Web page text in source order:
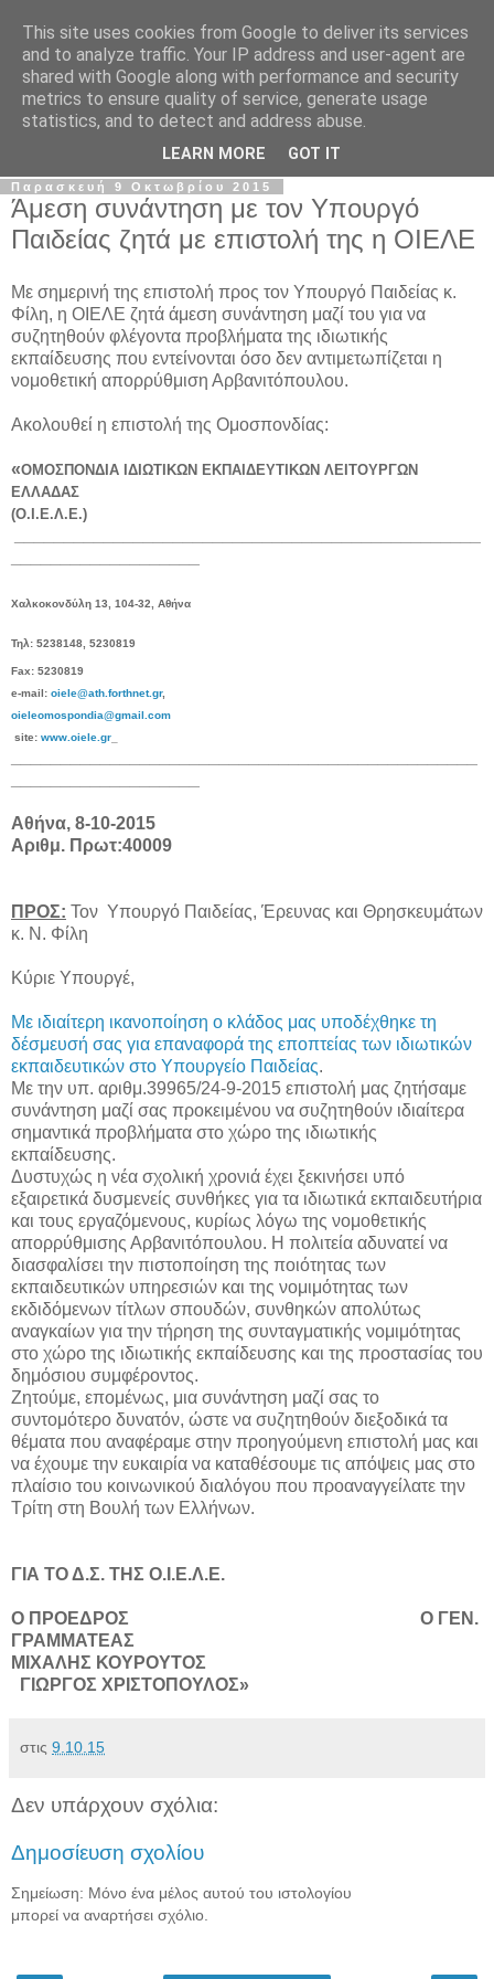
Σ.Ι.Ε.Λ.Β.Ε.
Ο επίσημος ιστότοπος του Συλλόγου Ιδιωτικών
Εκπαιδευτικών Λειτουργών Βόρειας Ελλάδας
Παρασκευή 9 Οκτωβρίου 2015
Άμεση συνάντηση με τον Υπουργό
Παιδείας ζητά με επιστολή της η ΟΙΕΛΕ
Με σημερινή της επιστολή προς τον Υπουργό Παιδείας κ.
Φίλη, η ΟΙΕΛΕ ζητά άμεση συνάντηση μαζί του για να
συζητηθούν φλέγοντα προβλήματα της ιδιωτικής
εκπαίδευσης που εντείνονται όσο δεν αντιμετωπίζεται η
νομοθετική απορρύθμιση Αρβανιτόπουλου.
Ακολουθεί η επιστολή της Ομοσπονδίας:
«ΟΜΟΣΠΟΝΔΙΑ ΙΔΙΩΤΙΚΩΝ ΕΚΠΑΙΔΕΥΤΙΚΩΝ ΛΕΙΤΟΥΡΓΩΝ
ΕΛΛΑΔΑΣ
(Ο.Ι.Ε.Λ.Ε.)
Χαλκοκονδύλη 13, 104-32, Αθήνα
Τηλ: 5238148, 5230819
Fax: 5230819
e-mail: oiele@ath.forthnet.gr,
oieleomospondia@gmail.com
site: www.oiele.gr
Αθήνα, 8-10-2015
Αριθμ. Πρωτ:40009
ΠΡΟΣ: Τον Υπουργό Παιδείας, Έρευνας και Θρησκευμάτων
κ. Ν. Φίλη
Κύριε Υπουργέ,
Με ιδιαίτερη ικανοποίηση ο κλάδος μας υποδέχθηκε τη
δέσμευσή σας για επαναφορά της εποπτείας των ιδιωτικών
εκπαιδευτικών στο Υπουργείο Παιδείας.
Με την υπ. αριθμ.39965/24-9-2015 επιστολή μας ζητήσαμε
συνάντηση μαζί σας προκειμένου να συζητηθούν ιδιαίτερα
σημαντικά προβλήματα στο χώρο της ιδιωτικής
εκπαίδευσης.
Δυστυχώς η νέα σχολική χρονιά έχει ξεκινήσει υπό
εξαιρετικά δυσμενείς συνθήκες για τα ιδιωτικά εκπαιδευτήρια
και τους εργαζόμενους, κυρίως λόγω της νομοθετικής
απορρύθμισης Αρβανιτόπουλου. Η πολιτεία αδυνατεί να
διασφαλίσει την πιστοποίηση της ποιότητας των
εκπαιδευτικών υπηρεσιών και της νομιμότητας των
εκδιδόμενων τίτλων σπουδών, συνθηκών απολύτως
αναγκαίων για την τήρηση της συνταγματικής νομιμότητας
στο χώρο της ιδιωτικής εκπαίδευσης και της προστασίας του
δημόσιου συμφέροντος.
Ζητούμε, επομένως, μια συνάντηση μαζί σας το
συντομότερο δυνατόν, ώστε να συζητηθούν διεξοδικά τα
θέματα που αναφέραμε στην προηγούμενη επιστολή μας και
να έχουμε την ευκαιρία να καταθέσουμε τις απόψεις μας στο
πλαίσιο του κοινωνικού διαλόγου που προαναγγείλατε την
Τρίτη στη Βουλή των Ελλήνων.
ΓΙΑ ΤΟ Δ.Σ. ΤΗΣ Ο.Ι.Ε.Λ.Ε.
Ο ΠΡΟΕΔΡΟΣ Ο ΓΕΝ.
ΓΡΑΜΜΑΤΕΑΣ
ΜΙΧΑΛΗΣ ΚΟΥΡΟΥΤΟΣ
ΓΙΩΡΓΟΣ ΧΡΙΣΤΟΠΟΥΛΟΣ»
στις 9.10.15
Δεν υπάρχουν σχόλια:
Δημοσίευση σχολίου
Σημείωση: Μόνο ένα μέλος αυτού του ιστολογίου
μπορεί να αναρτήσει σχόλιο.
This site uses cookies from Google to deliver its services
and to analyze traffic. Your IP address and user-agent are
shared with Google along with performance and security
metrics to ensure quality of service, generate usage
statistics, and to detect and address abuse.
LEARN MORE GOT IT